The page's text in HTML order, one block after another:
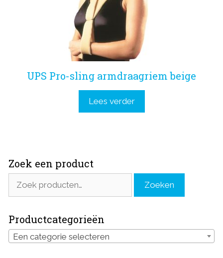
UPS Pro-sling armdraagriem beige
Lees verder
Zoek een product
naar:
Zoeken
Productcategorieën
Een categorie selecteren